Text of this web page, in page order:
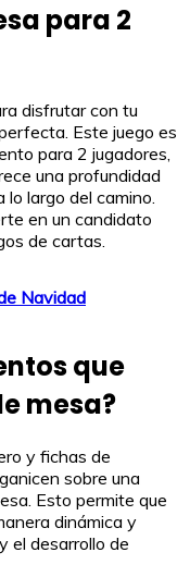
para 2
disfrutar con tu
Este juego es
para 2 jugadores,
una profundidad
largo del camino.
en un candidato
de cartas.
Navidad
que
mesa?
y fichas de
sobre una
Esto permite que
dinámica y
el desarrollo de